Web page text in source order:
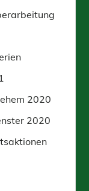
2020
2020